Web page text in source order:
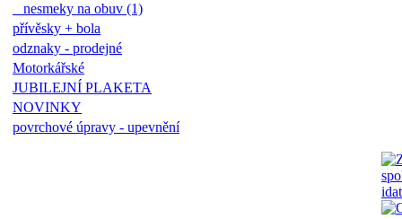
nesmeky na obuv (1)
přívěsky + bola
odznaky - prodejné
Motorkářské
JUBILEJNÍ PLAKETA
NOVINKY
povrchové úpravy - upevnění